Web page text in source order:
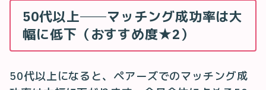
50代以上──マッチング成功率は大
幅に低下（おすすめ度★2）
50代以上になると、ペアーズでのマッチング成